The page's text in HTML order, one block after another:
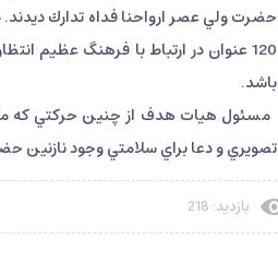
حضرت ولي عصر ارواحنا فداه تدارك
120 عنوان در ارتباط با فرهنگ عظيم
باشد.
مسئول هيات هدف از چنين حركتي كه
تصويري و دعا براي سلامتي وجود نازنين
بازدید: 218